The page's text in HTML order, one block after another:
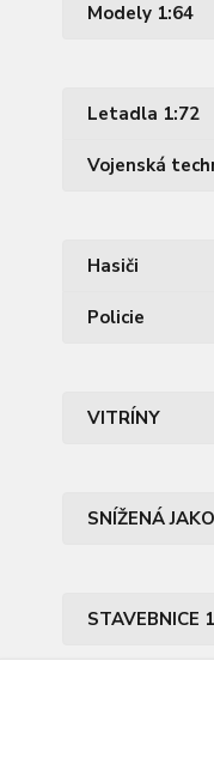
Modely 1:64
Letadla 1:72
Vojenská
Hasiči
Policie
VITRÍNY
SNÍŽENÁ
STAVEBNICE